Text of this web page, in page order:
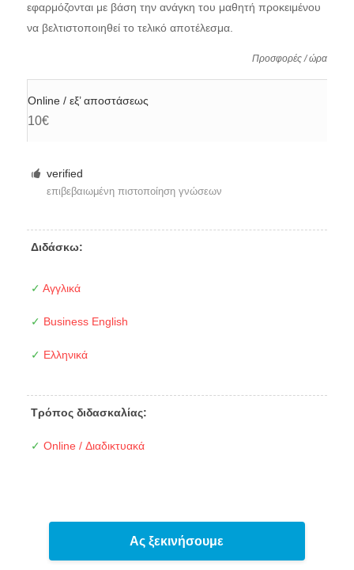
εφαρμόζονται με βάση την ανάγκη του μαθητή προκειμένου
να βελτιστοποιηθεί το τελικό αποτέλεσμα.
Προσφορές / ώρα
Online / εξ’ αποστάσεως
10€
verified
επιβεβαιωμένη πιστοποίηση γνώσεων
Διδάσκω:
✓ Αγγλικά
✓ Business English
✓ Ελληνικά
Τρόπος διδασκαλίας:
✓ Online / Διαδικτυακά
Ας ξεκινήσουμε